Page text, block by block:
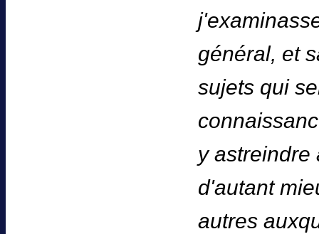
général, et
sujets qui
y astreindre
d'autant
autres